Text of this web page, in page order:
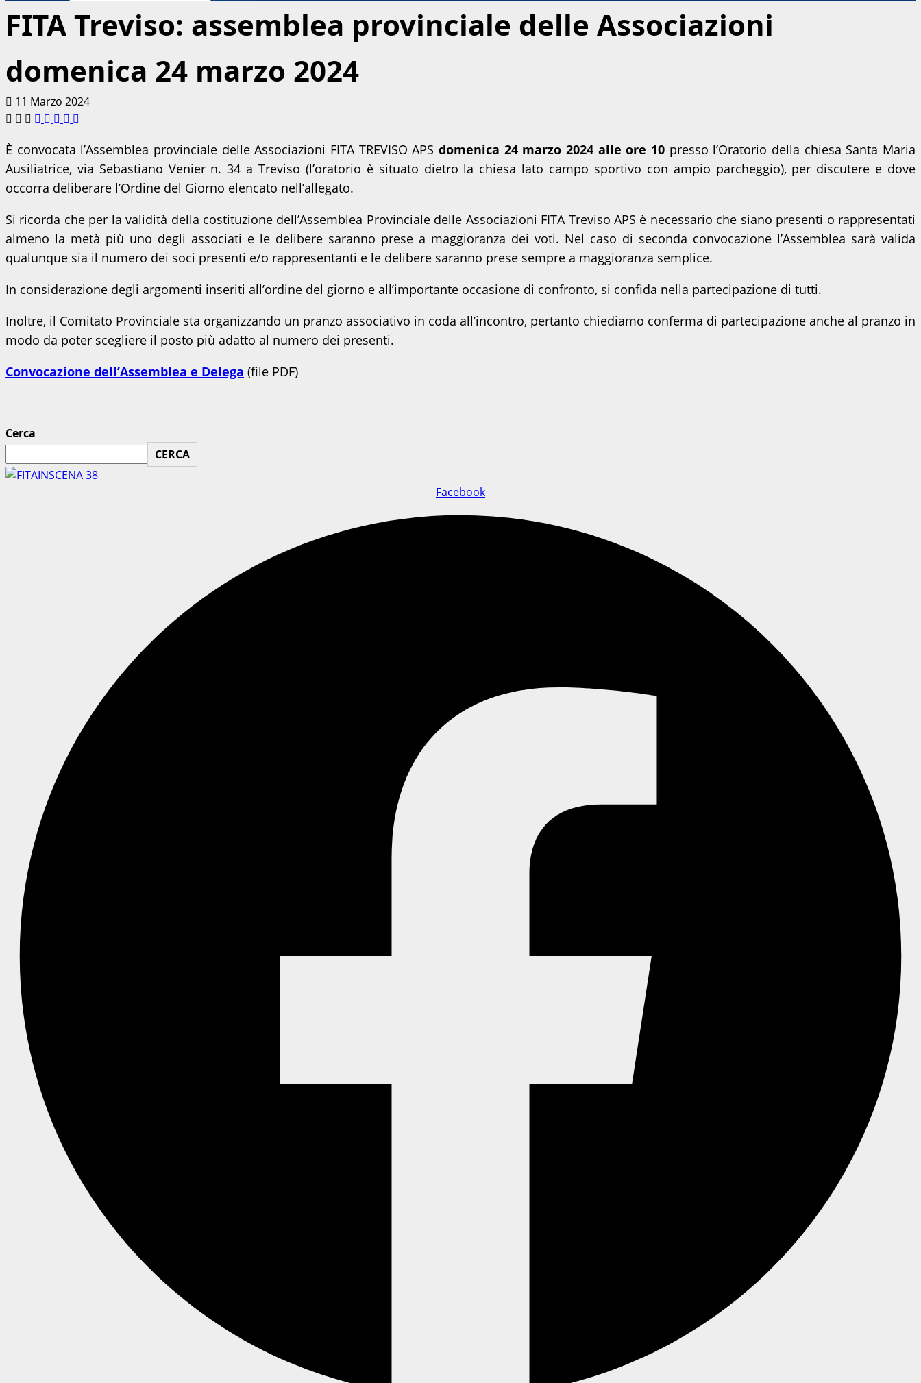
FITA Treviso: assemblea provinciale delle Associazioni
domenica 24 marzo 2024
11 Marzo 2024
È convocata l’Assemblea provinciale delle Associazioni FITA TREVISO APS domenica 24 marzo 2024 alle ore 10 presso l’Oratorio della chiesa Santa Maria
Ausiliatrice, via Sebastiano Venier n. 34 a Treviso (l’oratorio è situato dietro la chiesa lato campo sportivo con ampio parcheggio), per discutere e dove
occorra deliberare l’Ordine del Giorno elencato nell’allegato.
Si ricorda che per la validità della costituzione dell’Assemblea Provinciale delle Associazioni FITA Treviso APS è necessario che siano presenti o rappresentati
almeno la metà più uno degli associati e le delibere saranno prese a maggioranza dei voti. Nel caso di seconda convocazione l’Assemblea sarà valida
qualunque sia il numero dei soci presenti e/o rappresentanti e le delibere saranno prese sempre a maggioranza semplice.
In considerazione degli argomenti inseriti all’ordine del giorno e all’importante occasione di confronto, si confida nella partecipazione di tutti.
Inoltre, il Comitato Provinciale sta organizzando un pranzo associativo in coda all’incontro, pertanto chiediamo conferma di partecipazione anche al pranzo in
modo da poter scegliere il posto più adatto al numero dei presenti.
Convocazione dell’Assemblea e Delega (file PDF)
Cerca
CERCA
Facebook